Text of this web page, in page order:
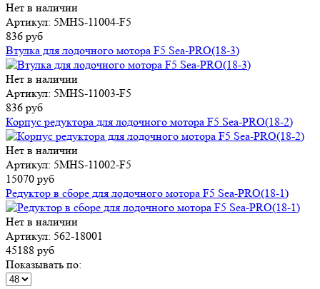
Нет в наличии
Артикул: 5MHS-11004-F5
836 руб
Втулка для лодочного мотора F5 Sea-PRO(18-3)
Нет в наличии
Артикул: 5MHS-11003-F5
836 руб
Корпус редуктора для лодочного мотора F5 Sea-PRO(18-2)
Нет в наличии
Артикул: 5MHS-11002-F5
15070 руб
Редуктор в сборе для лодочного мотора F5 Sea-PRO(18-1)
Нет в наличии
Артикул: 562-18001
45188 руб
Показывать по: